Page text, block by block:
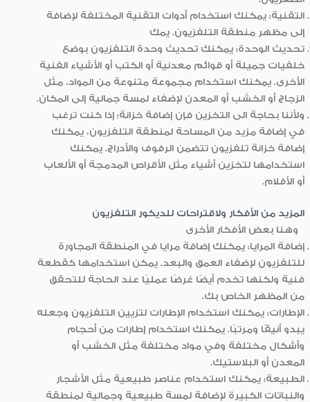
التقنية: يمكنك استخدام أدوات التقنية المختلفة لإضافة
إلى مظهر منطقة التلفزيون. يمك
تحديث الوحدة: يمكنك تحديث وحدة التلفزيون بوضع
خلفيات جميلة أو قوائم معدنية أو الكتب أو الأشياء الفنية
الأخرى. يمكنك استخدام مجموعة متنوعة من المواد، مثل
الزجاج أو الخشب أو المعدن لإضفاء لمسة جمالية إلى المكان.
ولأننا بحاجة الى التخزين فإن إضافة خزانة: إذا كنت ترغب
في إضافة مزيد من المساحة لمنطقة التلفزيون، يمكنك
إضافة خزانة تلفزيون تتضمن الرفوف والأدراج. يمكنك
استخدامها لتخزين أشياء مثل الأقراص المدمجة أو الألعاب
أو الأفلام.
المزيد من الأفكار ولاقتراحات للديكور التلفزيون
وهنا بعض الأفكار الأخرى
إضافة المرايا: يمكنك إضافة مرايا في المنطقة المجاورة
للتلفزيون لإضفاء العمق والبعد. يمكن استخدامها كقطعة
فنية ولكنها تخدم أيضًا غرضًا عمليًا عند الحاجة للتحقق
من المظهر الخاص بك.
الإطارات: يمكنك استخدام الإطارات لتزيين التلفزيون وجعله
يبدو أنيقًا ومرتبًا. يمكنك استخدام إطارات من أحجام
وأشكال مختلفة وفي مواد مختلفة مثل الخشب أو
المعدن أو البلاستيك.
الطبيعة: يمكنك استخدام عناصر طبيعية مثل الأشجار
والنباتات الكبيرة لإضافة لمسة طبيعية وجمالية لمنطقة